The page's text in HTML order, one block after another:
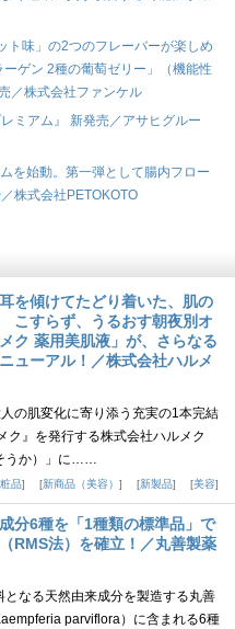
ト味」の2つのフレーバーが楽しめ
ゲン 2種の葡萄ゼリー」（機能性
／株式会社ファンケル
ミアム』 新発売／アサヒグルー
を始動。第一弾として腸内フロー
株式会社PETOKOTO
を傾けてたどり着いた、肌の
こすらず、うるおす朝夜別オ
ク 薬用美肌液」が、さらなる
ューアル！／株式会社ハルメ
の肌変化に寄り添う充実の1本完結
』を発行する株式会社ハルメク
うか）」に……
品 新商品（美容） 新製品 美容
分6種を「1種類の標準品」で
RMS法）を確立！／丸善製薬
なる天然由来成分を製造する丸善
parviflora）に含まれる6種